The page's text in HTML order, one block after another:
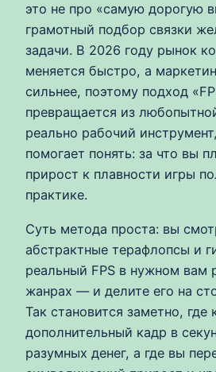
это не про «самую дорогую
грамотный подбор связки
задачи. В 2026 году рынок
меняется быстро, а
сильнее, поэтому подход
превращается из
реально рабочий
помогает понять: за что вы
прирост к плавности игры
практике.
Суть метода проста: вы
абстрактные терафлопсы и
реальный FPS в нужном вам
жанрах — и делите его на
Так становится заметно, где
дополнительный кадр в
разумных денег, а где вы